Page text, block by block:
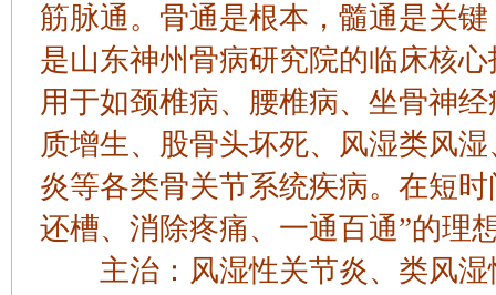
筋脉通。骨通是根本，髓通是关
是山东神州骨病研究院的临床核
用于如颈椎病、腰椎病、坐骨神
质增生、股骨头坏死、风湿类风
炎等各类骨关节系统疾病。在短
还槽、消除疼痛、一通百通”的理
主治：风湿性关节炎、类风湿